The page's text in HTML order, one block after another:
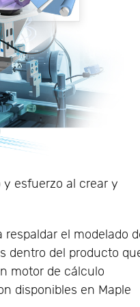
y esfuerzo al crear y
el modelado
dentro del producto
motor de cálculo
disponibles en Maple